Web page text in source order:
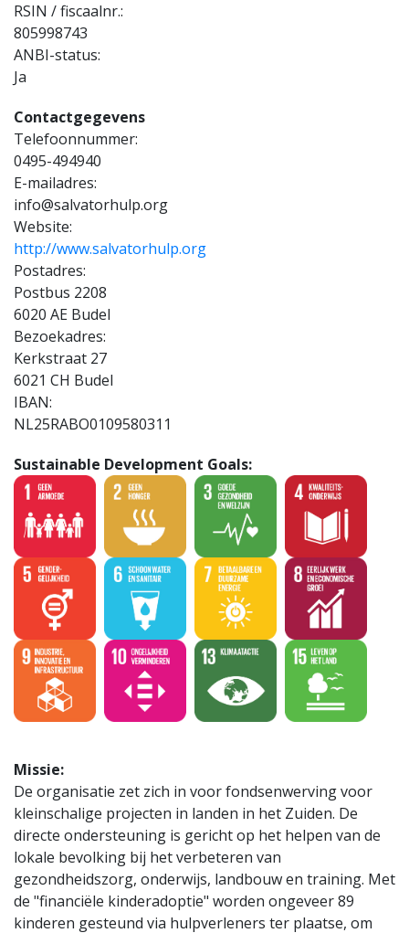
RSIN / fiscaalnr.:
805998743
ANBI-status:
Ja
Contactgegevens
Telefoonnummer:
0495-494940
E-mailadres:
info@salvatorhulp.org
Website:
http://www.salvatorhulp.org
Postadres:
Postbus 2208
6020 AE Budel
Bezoekadres:
Kerkstraat 27
6021 CH Budel
IBAN:
NL25RABO0109580311
Sustainable Development Goals:
Missie:
De organisatie zet zich in voor fondsenwerving voor
kleinschalige projecten in landen in het Zuiden. De
directe ondersteuning is gericht op het helpen van de
lokale bevolking bij het verbeteren van
gezondheidszorg, onderwijs, landbouw en training. Met
de "financiële kinderadoptie" worden ongeveer 89
kinderen gesteund via hulpverleners ter plaatse, om